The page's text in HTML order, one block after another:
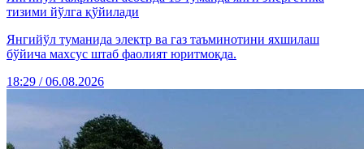
тизими йўлга қўйилади
Янгийўл туманида электр ва газ таъминотини яхшилаш
бўйича махсус штаб фаолият юритмоқда.
18:29 / 06.08.2026